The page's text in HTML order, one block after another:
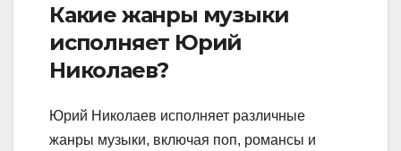
Какие жанры музыки
исполняет Юрий
Николаев?
Юрий Николаев исполняет различные
жанры музыки, включая поп, романсы и